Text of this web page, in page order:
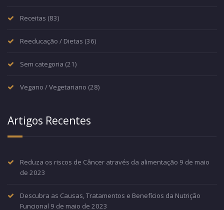
Receitas (83)
Reeducação / Dietas (36)
Sem categoria (21)
Vegano / Vegetariano (28)
Artigos Recentes
Reduza os riscos de Câncer através da alimentação 9 de maio
de 2023
Descubra as Causas, Tratamentos e Benefícios da Nutrição
Funcional 9 de maio de 2023